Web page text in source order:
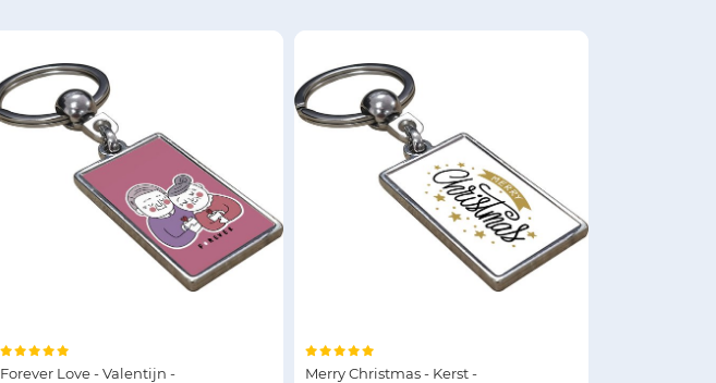
Forever Love - Valentijn -
Merry Christmas - Kerst -